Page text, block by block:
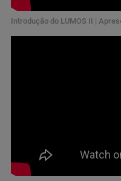
Introdução do LUMOS II |